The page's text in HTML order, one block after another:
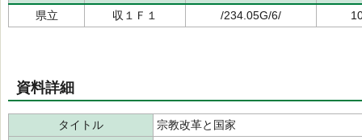
県立
収１Ｆ１ /234.05G/6/
資料詳細
タイトル
宗教改革と国家